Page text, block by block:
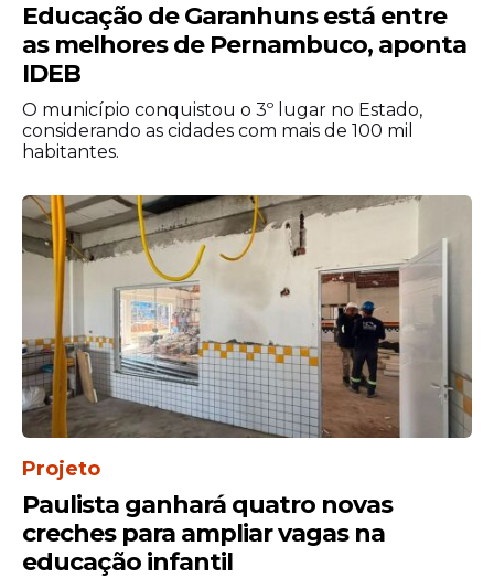
Educação de Garanhuns está entre
as melhores de Pernambuco, aponta
IDEB
O município conquistou o 3º lugar no Estado,
considerando as cidades com mais de 100 mil
habitantes.
Projeto
Paulista ganhará quatro novas
creches para ampliar vagas na
educação infantil